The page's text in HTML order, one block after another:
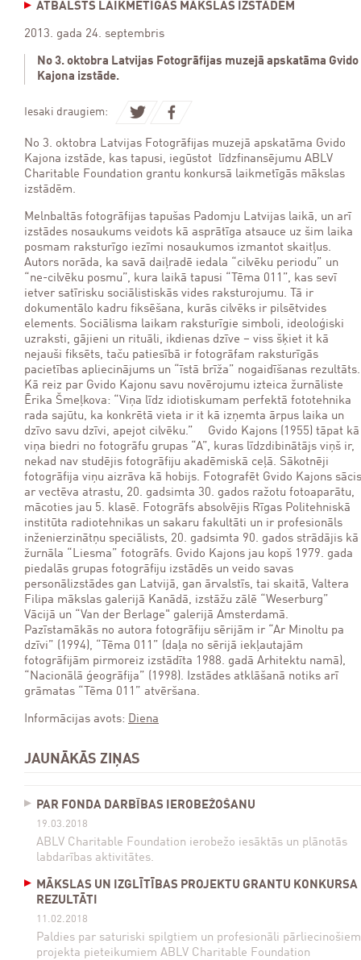
ATBALSTS LAIKMETĪGĀS MĀKSLAS IZSTĀDĒM
2013. gada 24. septembris
No 3. oktobra Latvijas Fotogrāfijas muzejā apskatāma Gvido
Kajona izstāde.
Iesaki draugiem:
No 3. oktobra Latvijas Fotogrāfijas muzejā apskatāma Gvido
Kajona izstāde, kas tapusi, iegūstot līdzfinansējumu ABLV
Charitable Foundation grantu konkursā laikmetīgās mākslas
izstādēm.
Melnbaltās fotogrāfijas tapušas Padomju Latvijas laikā, un arī
izstādes nosaukums veidots kā asprātīga atsauce uz šim laika
posmam raksturīgo iezīmi nosaukumos izmantot skaitļus.
Autors norāda, ka savā daiļradē iedala “cilvēku periodu” un
“ne-cilvēku posmu”, kura laikā tapusi “Tēma 011”, kas sevī
ietver satīrisku sociālistiskās vides raksturojumu. Tā ir
dokumentālo kadru fiksēšana, kurās cilvēks ir pilsētvides
elements. Sociālisma laikam raksturīgie simboli, ideoloģiski
uzraksti, gājieni un rituāli, ikdienas dzīve – viss šķiet it kā
nejauši fiksēts, taču patiesībā ir fotogrāfam raksturīgās
pacietības apliecinājums un “īstā brīža” nogaidīšanas rezultāts.
Kā reiz par Gvido Kajonu savu novērojumu izteica žurnāliste
Ērika Šmeļkova: “Viņa līdz idiotiskumam perfektā fototehnika
rada sajūtu, ka konkrētā vieta ir it kā izņemta ārpus laika un
dzīvo savu dzīvi, apejot cilvēku.” Gvido Kajons (1955) tāpat kā
viņa biedri no fotogrāfu grupas “A”, kuras līdzdibinātājs viņš ir,
nekad nav studējis fotogrāfiju akadēmiskā ceļā. Sākotnēji
fotogrāfija viņu aizrāva kā hobijs. Fotografēt Gvido Kajons sācis
ar vectēva atrastu, 20. gadsimta 30. gados ražotu fotoaparātu,
mācoties jau 5. klasē. Fotogrāfs absolvējis Rīgas Politehniskā
institūta radiotehnikas un sakaru fakultāti un ir profesionāls
inženierzinātņu speciālists, 20. gadsimta 90. gados strādājis kā
žurnāla “Liesma” fotogrāfs. Gvido Kajons jau kopš 1979. gada
piedalās grupas fotogrāfiju izstādēs un veido savas
personālizstādes gan Latvijā, gan ārvalstīs, tai skaitā, Valtera
Filipa mākslas galerijā Kanādā, izstāžu zālē “Weserburg”
Vācijā un “Van der Berlage" galerijā Amsterdamā.
Pazīstamākās no autora fotogrāfiju sērijām ir “Ar Minoltu pa
dzīvi” (1994), “Tēma 011” (daļa no sērijā iekļautajām
fotogrāfijām pirmoreiz izstādīta 1988. gadā Arhitektu namā),
“Nacionālā ģeogrāfija” (1998). Izstādes atklāšanā notiks arī
grāmatas “Tēma 011” atvēršana.
Informācijas avots: Diena
JAUNĀKĀS ZIŅAS
PAR FONDA DARBĪBAS IEROBEŽOŠANU
19.03.2018
ABLV Charitable Foundation ierobežo iesāktās un plānotās
labdarības aktivitātes.
MĀKSLAS UN IZGLĪTĪBAS PROJEKTU GRANTU KONKURSA
REZULTĀTI
11.02.2018
Paldies par saturiski spilgtiem un profesionāli pārliecinošiem
projekta pieteikumiem ABLV Charitable Foundation